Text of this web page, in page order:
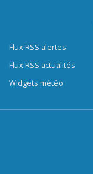
Flux RSS alertes
Flux RSS actualités
Widgets météo